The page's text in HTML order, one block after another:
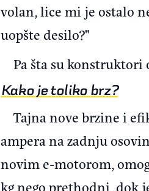
volan, lice mi je ostalo
uopšte desilo?"
Pa šta su
Kako je toliko brz?
Tajna nove brzine i
ampera na zadnju
novim e-motorom,
kg nego prethodni, dok